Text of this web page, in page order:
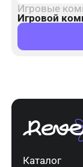
Игровые
Игровой
Каталог